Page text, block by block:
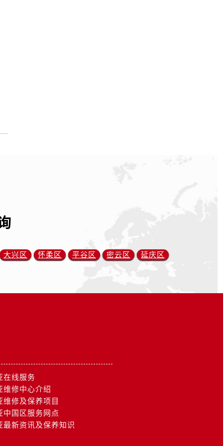
大兴区 怀柔区 平谷区 密云区 延庆区
在线服务
维修中心介绍
维修及保养项目
中国区服务网点
最新资讯及保养知识